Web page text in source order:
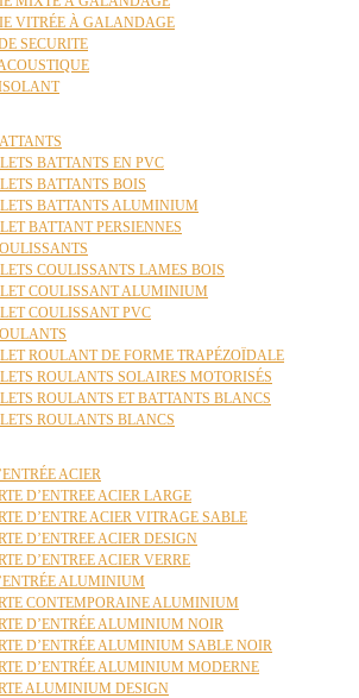
VITRÉE À GALANDAGE
SECURITE
BATTANTS EN PVC
BATTANTS BOIS
BATTANTS ALUMINIUM
BATTANT PERSIENNES
COULISSANTS LAMES BOIS
COULISSANT ALUMINIUM
COULISSANT PVC
ROULANT DE FORME TRAPÉZOÏDALE
ROULANTS SOLAIRES MOTORISÉS
ROULANTS ET BATTANTS BLANCS
ROULANTS BLANCS
ACIER
D’ENTREE ACIER LARGE
D’ENTRE ACIER VITRAGE SABLE
D’ENTREE ACIER DESIGN
D’ENTREE ACIER VERRE
ALUMINIUM
CONTEMPORAINE ALUMINIUM
D’ENTRÉE ALUMINIUM NOIR
D’ENTRÉE ALUMINIUM SABLE NOIR
D’ENTRÉE ALUMINIUM MODERNE
ALUMINIUM DESIGN